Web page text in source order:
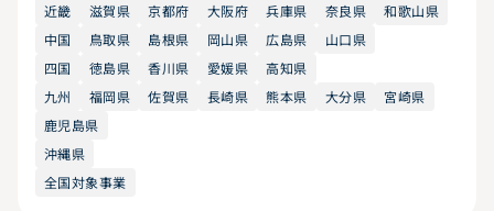
近畿
滋賀県 京都府 大阪府 兵庫県 奈良県
和歌山県
中国
鳥取県 島根県 岡山県 広島県
山口県
四国
徳島県 香川県 愛媛県
高知県
九州
福岡県 佐賀県 長崎県 熊本県 大分県
宮崎県
鹿児島県
沖縄県
全国対象事業